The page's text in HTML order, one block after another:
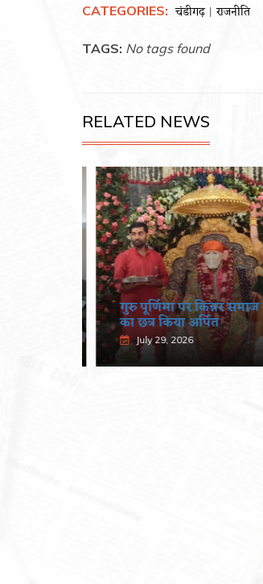
CATEGORIES: चंडीगढ़ | राजनीति
TAGS: No tags found
RELATED NEWS
गुरु पूर्णिमा पर किन्नर समाज ने
का छत्र किया अर्पित
July 29, 2026